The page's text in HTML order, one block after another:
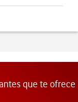
que te ofrece